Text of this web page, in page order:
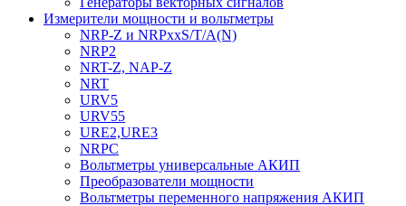
Измерители мощности и вольтметры
NRP-Z и NRPхxS/T/A(N)
NRP2
NRT-Z, NAP-Z
NRT
URV5
URV55
URE2,URE3
NRPC
Вольтметры универсальные АКИП
Преобразователи мощности
Вольтметры переменного напряжения АКИП